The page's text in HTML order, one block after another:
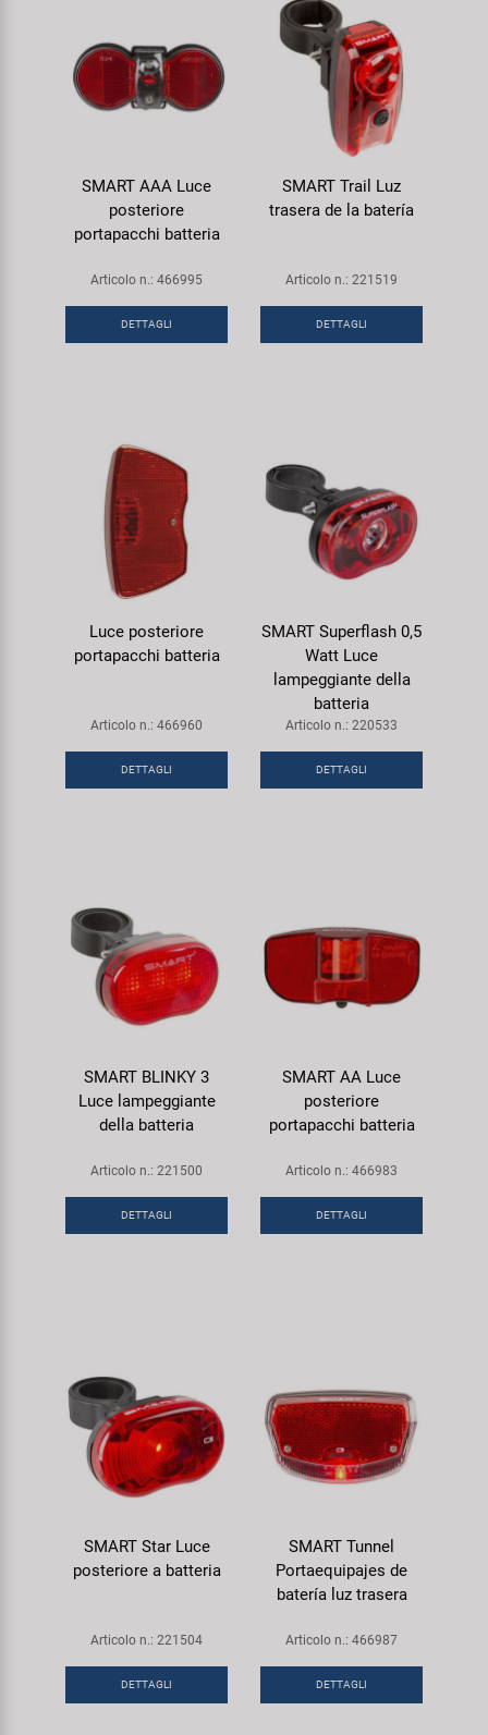
SMART AAA Luce
posteriore
portapacchi batteria
Articolo n.: 466995
DETTAGLI
SMART Trail Luz
trasera de la batería
Articolo n.: 221519
DETTAGLI
Luce posteriore
portapacchi batteria
Articolo n.: 466960
DETTAGLI
SMART Superflash 0,5
Watt Luce
lampeggiante della
batteria
Articolo n.: 220533
DETTAGLI
SMART BLINKY 3
Luce lampeggiante
della batteria
Articolo n.: 221500
DETTAGLI
SMART AA Luce
posteriore
portapacchi batteria
Articolo n.: 466983
DETTAGLI
SMART Star Luce
posteriore a batteria
Articolo n.: 221504
DETTAGLI
SMART Tunnel
Portaequipajes de
batería luz trasera
Articolo n.: 466987
DETTAGLI